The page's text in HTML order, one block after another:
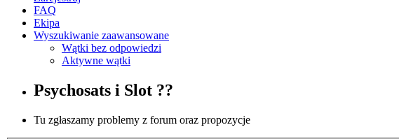
FAQ
Ekipa
Wyszukiwanie zaawansowane
Wątki bez odpowiedzi
Aktywne wątki
Psychosats i Slot ??
Tu zgłaszamy problemy z forum oraz propozycje